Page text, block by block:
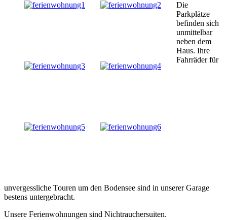
Die
Parkplätze
befinden sich
unmittelbar
neben dem
Haus. Ihre
Fahrräder für
unvergessliche Touren um den Bodensee sind in unserer Garage
bestens untergebracht.
Unsere Ferienwohnungen sind Nichtrauchersuiten.